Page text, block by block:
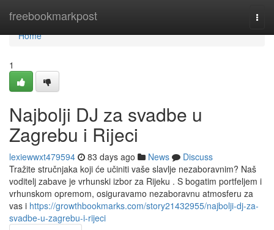
freebookmarkpost
Home
Home
1
Najbolji DJ za svadbe u
Zagrebu i Rijeci
lexiewwxt479594 83 days ago News
Discuss
Tražite stručnjaka koji će učiniti vaše slavlje nezaboravnim? Naš
voditelj zabave je vrhunski izbor za Rijeku . S bogatim portfeljem i
vrhunskom opremom, osiguravamo nezaboravnu atmosferu za
vas i https://growthbookmarks.com/story21432955/najbolji-dj-za-
svadbe-u-zagrebu-i-rijeci